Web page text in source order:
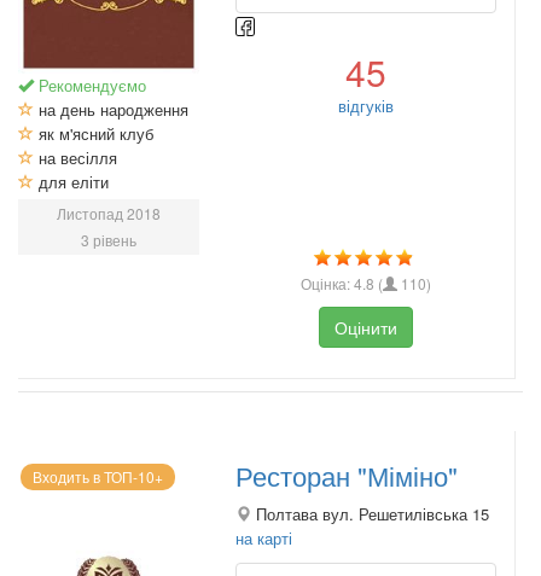
Рекомендуємо
на день народження
як м'ясний клуб
на весілля
для еліти
Листопад 2018
3 рівень
45
відгуків
Оцінка:4.8 ( 110)
Оцінити
Входить в ТОП-10+ Ресторан "Міміно"
Полтава вул. Решетилівська 15
на карті